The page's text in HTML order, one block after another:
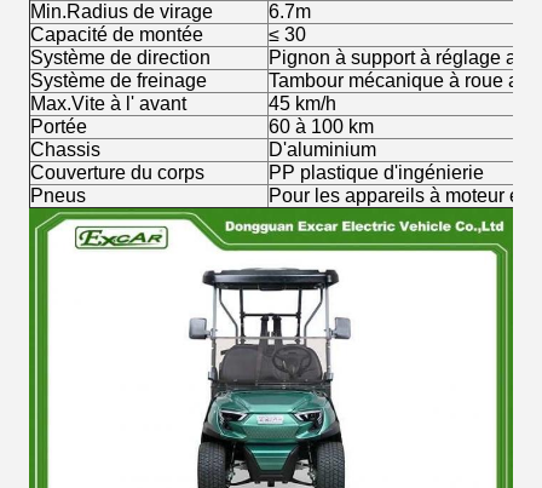
Min.Radius de virage
6.7m
Capacité de montée
≤ 30
Système de direction
Pignon à support à réglage
Système de freinage
Tambour mécanique à roue
Max.Vite à l' avant
45 km/h
Portée
60 à 100 km
Chassis
D'aluminium
Couverture du corps
PP plastique d'ingénierie
Pneus
Pour les appareils à moteur